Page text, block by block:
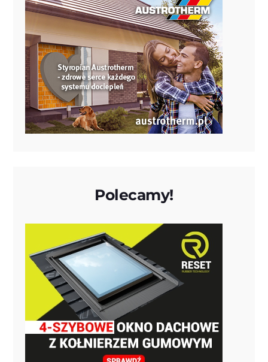
Polecamy!